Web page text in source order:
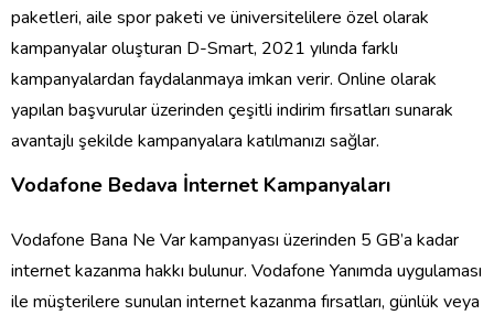
paketleri, aile spor paketi ve üniversitelilere özel olarak
kampanyalar oluşturan D-Smart, 2021 yılında farklı
kampanyalardan faydalanmaya imkan verir. Online olarak
yapılan başvurularüzerinden çeşitli indirim fırsatları sunarak
avantajlı şekilde kampanyalara katılmanızı sağlar.
Vodafone Bedava İnternet Kampanyaları
Vodafone Bana Ne Var kampanyası üzerinden 5 GB’a kadar
internet kazanma hakkı bulunur. Vodafone Yanımda uygulaması
ile müşterilere sunulan internet kazanma fırsatları, günlük veya